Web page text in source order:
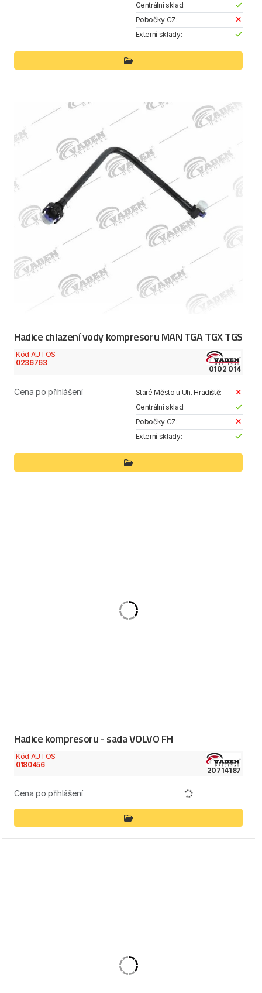
Centrální sklad:
Pobočky CZ:
Externí sklady:
Hadice chlazení vody kompresoru MAN TGA TGX TGS
Kód AUTOS
0236763
0102 014
Cena po přihlášení
Staré Město u Uh. Hradiště:
Centrální sklad:
Pobočky CZ:
Externí sklady:
Hadice kompresoru - sada VOLVO FH
Kód AUTOS
0180456
20714187
Cena po přihlášení